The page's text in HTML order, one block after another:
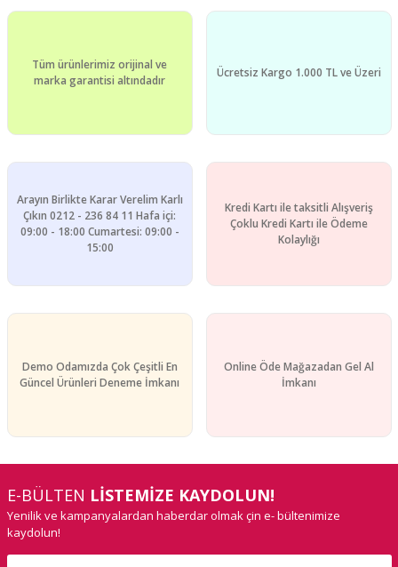
Tüm ürünlerimiz orijinal ve
marka garantisi altındadır
Ücretsiz Kargo 1.000 TL ve Üzeri
Arayın Birlikte Karar Verelim Karlı
Çıkın 0212 - 236 84 11 Hafa içi:
09:00 - 18:00 Cumartesi: 09:00 -
15:00
Kredi Kartı ile taksitli Alışveriş
Çoklu Kredi Kartı ile Ödeme
Kolaylığı
Demo Odamızda Çok Çeşitli En
Güncel Ürünleri Deneme İmkanı
Online Öde Mağazadan Gel Al
İmkanı
E-BÜLTEN LİSTEMİZE KAYDOLUN!
Yenilik ve kampanyalardan haberdar olmak çin e- bültenimize
kaydolun!